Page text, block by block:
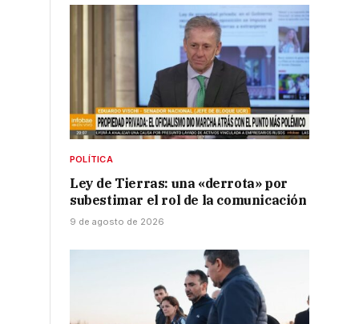
POLÍTICA
Ley de Tierras: una «derrota» por
subestimar el rol de la comunicación
9 de agosto de 2026